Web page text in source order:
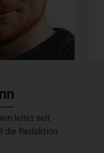
leitet seit
die Redaktion